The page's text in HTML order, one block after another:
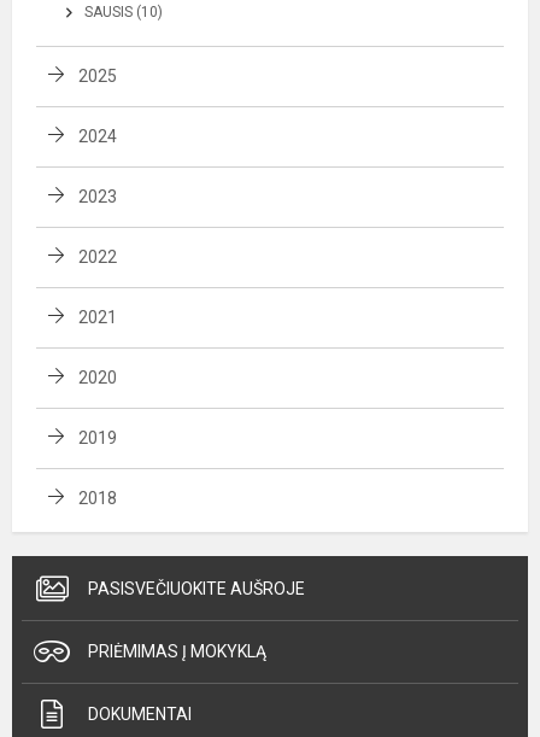
SAUSIS (10)
2025
2024
2023
2022
2021
2020
2019
2018
PASISVEČIUOKITE AUŠROJE
PRIĖMIMAS Į MOKYKLĄ
DOKUMENTAI